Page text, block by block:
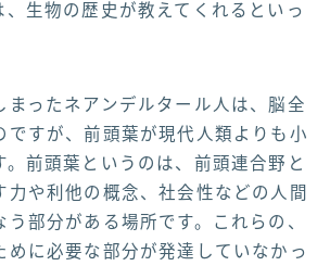
、生物の歴史が教えてくれるといっ
まったネアンデルタール人は、脳全
ですが、前頭葉が現代人類よりも小
。前頭葉というのは、前頭連合野と
力や利他の概念、社会性などの人間
う部分がある場所です。これらの、
めに必要な部分が発達していなかっ